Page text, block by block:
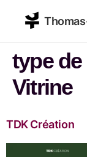
type
Vitrine
TDK Création